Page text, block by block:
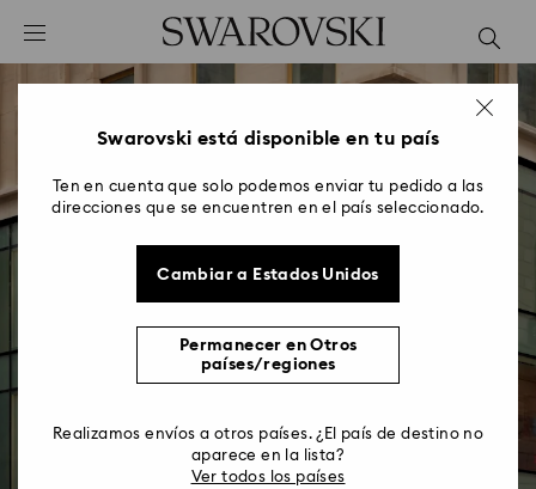
Accesskeys list
0 - Header
2 - Footer
Hacemos nuestras tiendas
más sostenibles
Reducimos nuestro impacto ambiental
Swarovski está disponible en tu país
Ten en cuenta que solo podemos enviar tu pedido a las
direcciones que se encuentren en el país seleccionado.
Cambiar a Estados Unidos
Permanecer en Otros
países/regiones
Realizamos envíos a otros países. ¿El país de destino no
aparece en la lista?
Ver todos los países